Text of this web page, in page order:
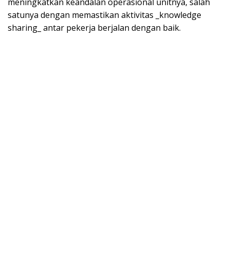
satunya dengan memastikan aktivitas _knowledge
sharing_ antar pekerja berjalan dengan baik.